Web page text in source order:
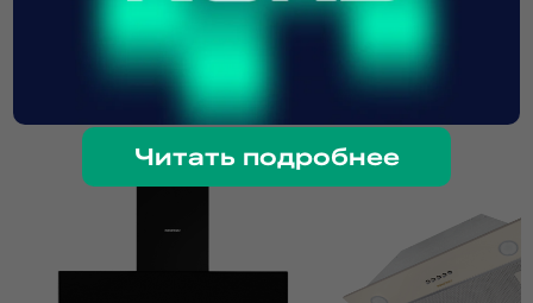
Читать подробнее
Особенности и преимущества:
- для встраивания в шкаф шириной 60 см;
- LED-освещение;
- механический тип управления;
- уровень шума не более 56 дБ;
Я прочитал(а) политику обработки персональных данных
и принимаю ее
Я даю согласие на обработку персональных данных
Я даю согласие на получение рекламной рассылки